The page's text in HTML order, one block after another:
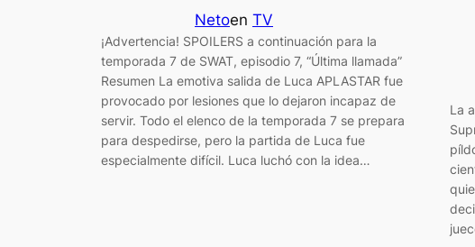
Netoen TV
¡Advertencia! SPOILERS a continuación para la
temporada 7 de SWAT, episodio 7, “Última llamada”
Resumen La emotiva salida de Luca APLASTAR fue
provocado por lesiones que lo dejaron incapaz de
servir. Todo el elenco de la temporada 7 se prepara
para despedirse, pero la partida de Luca fue
especialmente difícil. Luca luchó con la idea…
La